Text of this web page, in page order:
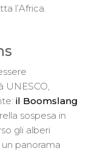
l’Africa.
UNESCO,
il Boomslang
sospesa in
gli alberi
panorama